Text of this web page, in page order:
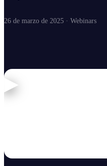
26 de marzo de 2025 · Webinars
WEBINARS